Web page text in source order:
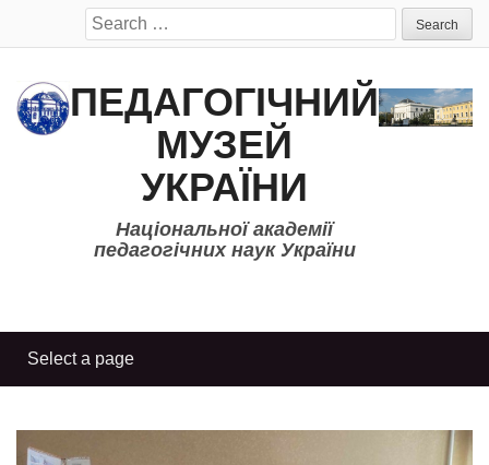
Search
for:
ПЕДАГОГІЧНИЙ
МУЗЕЙ
УКРАЇНИ
Національної академії
педагогічних наук України